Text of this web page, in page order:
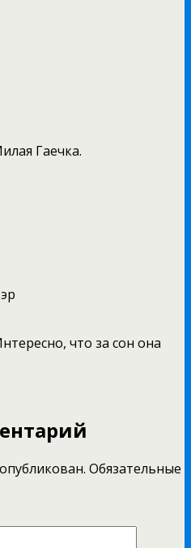
Гаечка.
что за сон она
Обязательные